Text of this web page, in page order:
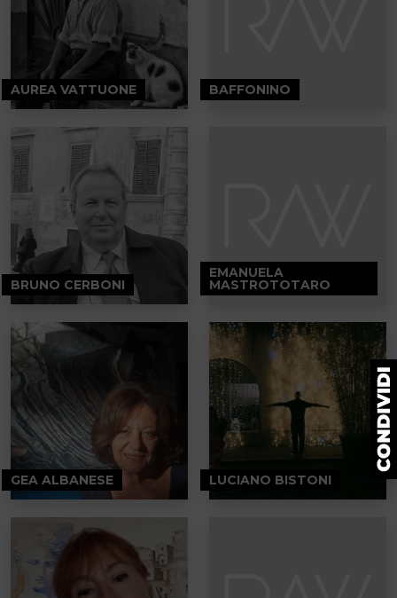
AUREA VATTUONE BAFFONINO
BRUNO CERBONI
EMANUELA
MASTROTOTARO
GEA ALBANESE LUCIANO BISTONI